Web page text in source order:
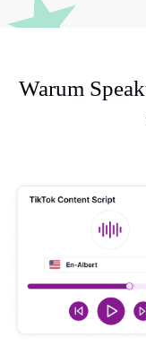
Warum